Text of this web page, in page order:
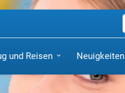
und Reisen Neuigkeiten